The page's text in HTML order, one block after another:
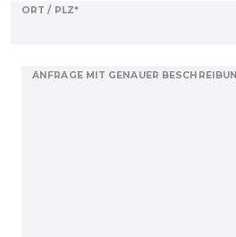
ORT / PLZ*
ANFRAGE MIT GENAUER